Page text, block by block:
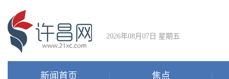
2026年08月07日 星期五
新闻首页 焦点